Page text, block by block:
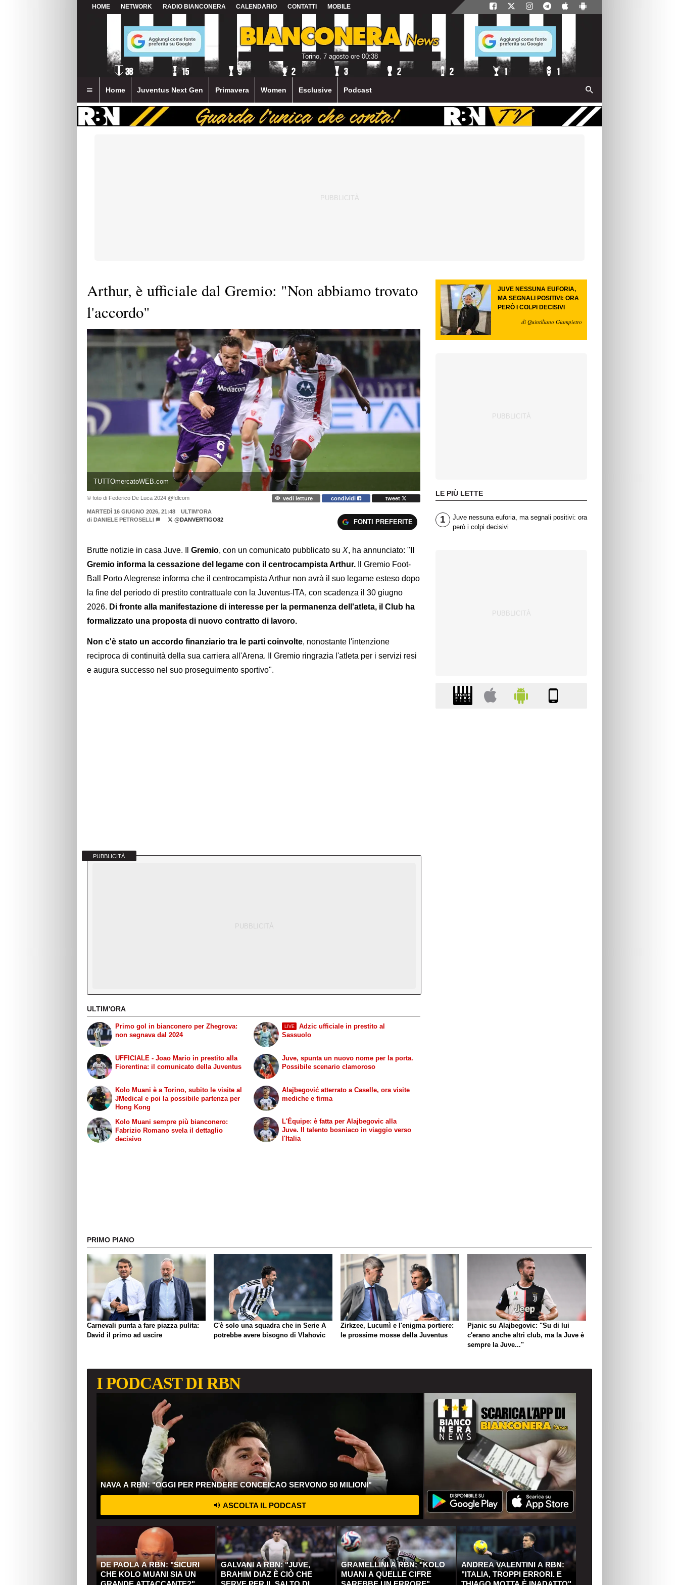
HOME NETWORK RADIO BIANCONERA CALENDARIO CONTATTI MOBILE
Torino, 7 agosto ore 00:38
Home Juventus Next Gen Primavera Women Esclusive Podcast
Arthur, è ufficiale dal Gremio: "Non abbiamo trovato
l'accordo"
TUTTOmercatoWEB.com
© foto di Federico De Luca 2024 @fdlcom vedi letture condividi tweet
MARTEDÌ 16 GIUGNO 2026, 21:48
ULTIM'ORA
di DANIELE PETROSELLI @DANVERTIGO82 FONTI PREFERITE
Brutte notizie in casa Juve. Il Gremio, con un comunicato pubblicato su X, ha annunciato: "
Gremio informa la cessazione del legame con il centrocampista Arthur. Il Gremio Foot-
Ball Porto Alegrense informa che il centrocampista Arthur non avrà il suo legame esteso dopo
la fine del periodo di prestito contrattuale con la Juventus-ITA, con scadenza il 30 giugno
2026. Di fronte alla manifestazione di interesse per la permanenza dell'atleta, il Club ha
formalizzato una proposta di nuovo contratto di lavoro.
Non c'è stato un accordo finanziario tra le parti coinvolte, nonostante l'intenzione
reciproca di continuità della sua carriera all'Arena. Il Gremio ringrazia l'atleta per i servizi resi
e augura successo nel suo proseguimento sportivo".
PUBBLICITÀ
ULTIM'ORA
Primo gol in bianconero per Zhegrova:
non segnava dal 2024
UFFICIALE - Joao Mario in prestito alla
Fiorentina: il comunicato della Juventus
LIVE
Adzic ufficiale in prestito al
Sassuolo
Juve, spunta un nuovo nome per la porta.
Possibile scenario clamoroso
Kolo Muani è a Torino, subito le visite al
JMedical e poi la possibile partenza per
Hong Kong
Kolo Muani sempre più bianconero:
Fabrizio Romano svela il dettaglio
decisivo
Alajbegović atterrato a Caselle, ora visite
mediche e firma
L'Équipe: è fatta per Alajbegovic alla
Juve. Il talento bosniaco in viaggio verso
l'Italia
JUVE NESSUNA EUFORIA,
MA SEGNALI POSITIVI: ORA
PERÒ I COLPI DECISIVI
di Quintiliano Giampietro
LE PIÙ LETTE
1
Juve nessuna euforia, ma segnali positivi: ora
però i colpi decisivi
PRIMO PIANO
Carnevali punta a fare piazza pulita:
David il primo ad uscire
C'è solo una squadra che in Serie A
potrebbe avere bisogno di Vlahovic
Zirkzee, Lucumì e l'enigma portiere:
le prossime mosse della Juventus
Pjanic su Alajbegovic: "Su di lui
c'erano anche altri club, ma la Juve è
sempre la Juve..."
I PODCAST DI RBN
NAVA A RBN: "OGGI PER PRENDERE CONCEICAO SERVONO 50 MILIONI"
ASCOLTA IL PODCAST
DE PAOLA A RBN: "SICURI
CHE KOLO MUANI SIA UN
GALVANI A RBN: "JUVE,
BRAHIM DIAZ È CIÒ CHE
GRAMELLINI A RBN: "KOLO
MUANI A QUELLE CIFRE
ANDREA VALENTINI A RBN:
"ITALIA, TROPPI ERRORI. E